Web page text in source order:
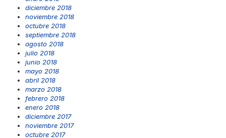
diciembre 2018
noviembre 2018
octubre 2018
septiembre 2018
agosto 2018
julio 2018
junio 2018
mayo 2018
abril 2018
marzo 2018
febrero 2018
enero 2018
diciembre 2017
noviembre 2017
octubre 2017